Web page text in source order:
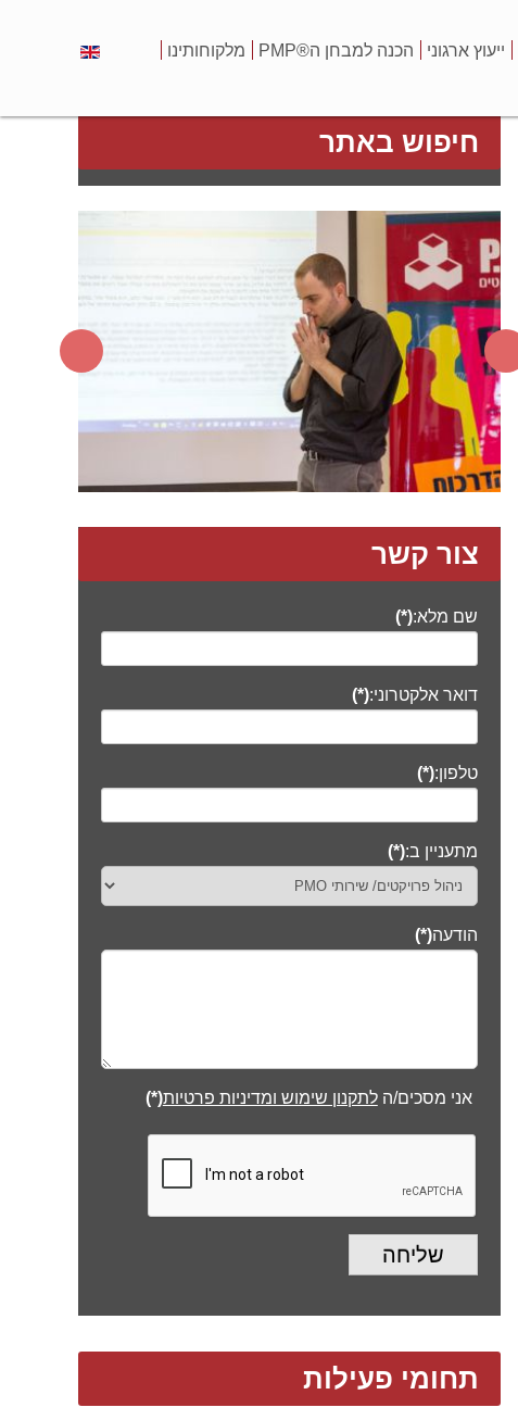
ייעוץ ארגוני הכנה למבחן ה®PMP מלקוחותינו
חיפוש באתר
צור קשר
שם מלא:(*)
דואר אלקטרוני:(*)
טלפון:(*)
מתעניין ב:(*)
הודעה(*)
אני מסכים/הלתקנון שימוש ומדיניות פרטיות(*)
שליחה
תחומי פעילות